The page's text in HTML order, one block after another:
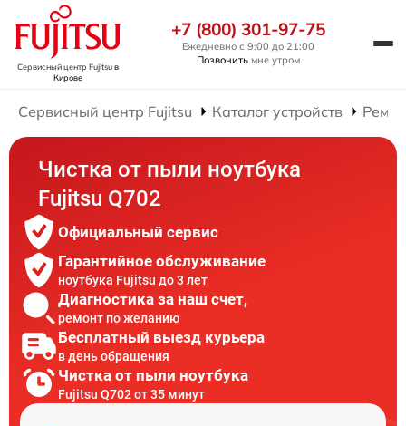
Сервисный центр Fujitsuв
Кирове
+7 (800) 301-97-75
Ежедневно с 9:00 до 21:00
Позвонить мне утром
Сервисный центр Fujitsu Каталог устройств
Чистка от пыли ноутбука
Fujitsu Q702
Официальный сервис
Гарантийное обслуживание
ноутбука Fujitsu до 3 лет
Диагностика за наш счет,
ремонт по желанию
Бесплатный выезд курьера
в день обращения
Чистка от пыли ноутбука
Fujitsu Q702 от 35 минут